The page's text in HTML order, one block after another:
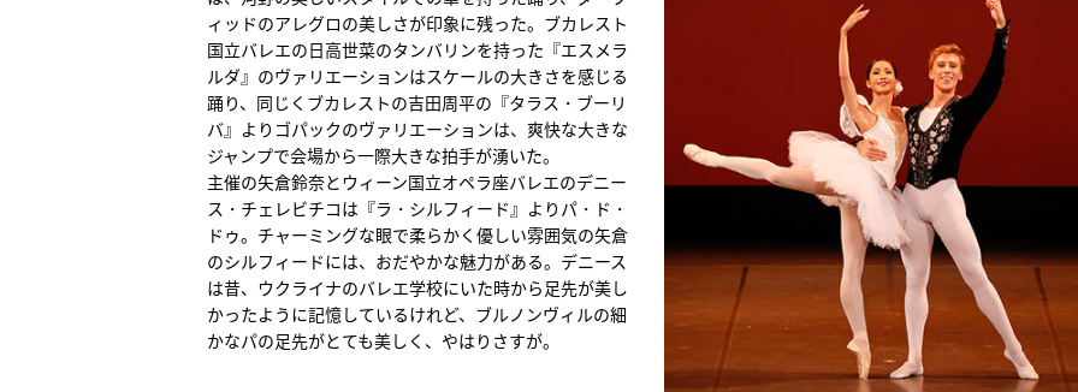
ィッドのアレグロの美しさが印象に残った。ブカレスト
国立バレエの日高世菜のタンバリンを持った『エスメラ
ルダ』のヴァリエーションはスケールの大きさを感じる
踊り、同じくブカレストの吉田周平の『タラス・ブーリ
バ』よりゴパックのヴァリエーションは、爽快な大きな
ジャンプで会場から一際大きな拍手が湧いた。
主催の矢倉鈴奈とウィーン国立オペラ座バレエのデニー
ス・チェレビチコは『ラ・シルフィード』よりパ・ド・
ドゥ。チャーミングな眼で柔らかく優しい雰囲気の矢倉
のシルフィードには、おだやかな魅力がある。デニース
は昔、ウクライナのバレエ学校にいた時から足先が美し
かったように記憶しているけれど、ブルノンヴィルの細
かなパの足先がとても美しく、やはりさすが。